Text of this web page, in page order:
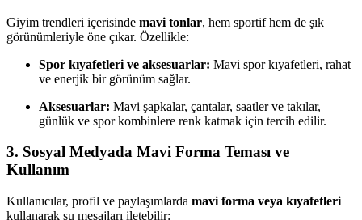
Giyim trendleri içerisinde mavi tonlar, hem sportif hem de şık
görünümleriyle öne çıkar. Özellikle:
Spor kıyafetleri ve aksesuarlar: Mavi spor kıyafetleri, rahat
ve enerjik bir görünüm sağlar.
Aksesuarlar: Mavi şapkalar, çantalar, saatler ve takılar,
günlük ve spor kombinlere renk katmak için tercih edilir.
3. Sosyal Medyada Mavi Forma Teması ve
Kullanım
Kullanıcılar, profil ve paylaşımlarda mavi forma veya kıyafetleri
kullanarak şu mesajları iletebilir: